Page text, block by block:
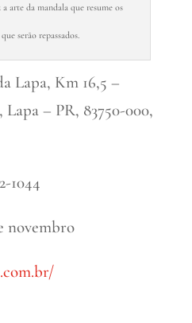
arte da mandala que resume os
serão repassados.
Lapa, Km 16,5 –
– PR, 83750-000,
1044
novembro